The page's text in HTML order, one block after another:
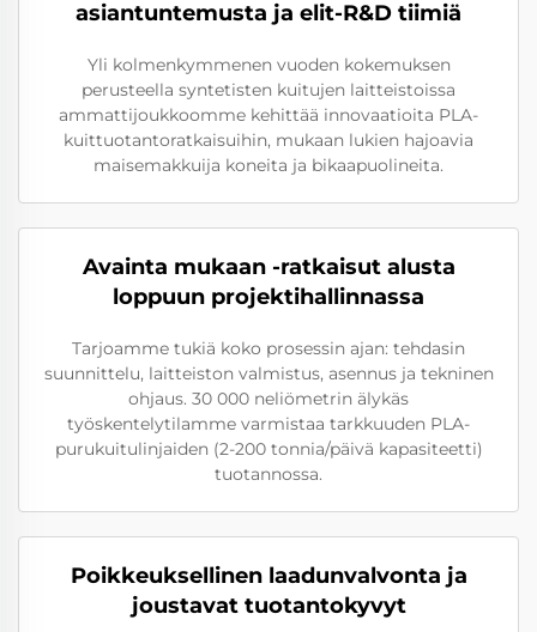
asiantuntemusta ja elit-R&D tiimiä
Yli kolmenkymmenen vuoden kokemuksen
perusteella syntetisten kuitujen laitteistoissa
ammattijoukkoomme kehittää innovaatioita PLA-
kuittuotantoratkaisuihin, mukaan lukien hajoavia
maisemakkuija koneita ja bikaapuolineita.
Avainta mukaan -ratkaisut alusta
loppuun projektihallinnassa
Tarjoamme tukiä koko prosessin ajan: tehdasin
suunnittelu, laitteiston valmistus, asennus ja tekninen
ohjaus. 30 000 neliömetrin älykäs
työskentelytilamme varmistaa tarkkuuden PLA-
purukuitulinjaiden (2-200 tonnia/päivä kapasiteetti)
tuotannossa.
Poikkeuksellinen laadunvalvonta ja
joustavat tuotantokyvyt